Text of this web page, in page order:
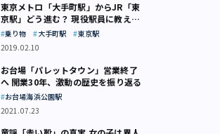
東京メトロ「大手町駅」からJR「東
京駅」どう進む？ 現役駅員に教えて
もらいました
乗り物 大手町駅
東京駅
2019.02.10
お台場「パレットタウン」営業終了
へ 開業30年、激動の歴史を振り返る
お台場海浜公園駅
2021.07.23